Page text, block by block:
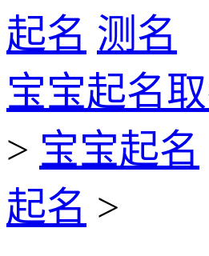
起名 测名
宝宝起名
> 宝宝起名
起名 >